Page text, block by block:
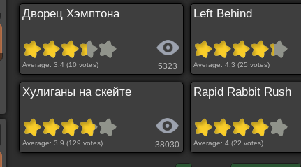
Дворец Хэмптона
Average: 3.4 (10 votes) 5323
Left Behind
Average:4.3 (25 votes)
Хулиганы на скейте
Average: 3.9 (129 votes) 38030
Rapid Rabbit Rush
Average:4 (22 votes)